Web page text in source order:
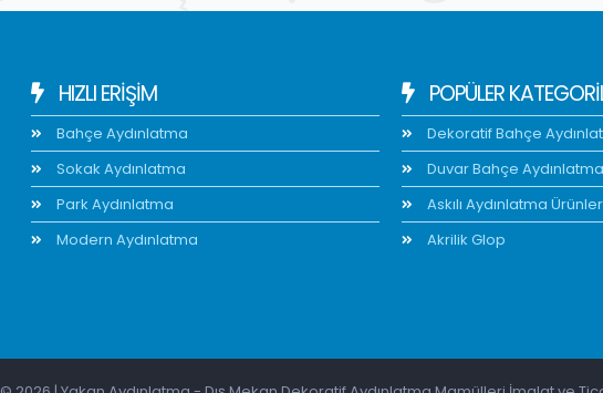
HIZLI ERIŞIM
Bahçe Aydınlatma
Sokak Aydınlatma
Park Aydınlatma
Modern Aydınlatma
POPÜLER
Dekoratif Bahçe
Duvar Bahçe
Askılı Aydınlatma
Akrilik Glop